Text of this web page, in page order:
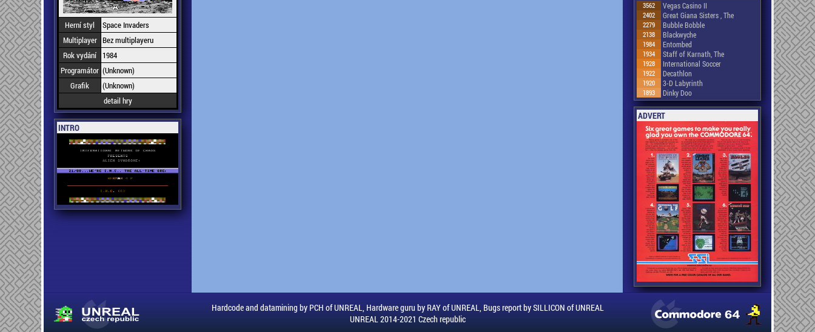
Herní styl
Space Invaders
Multiplayer Bez multiplayeru
Rok vydání
1984
Programátor (Unknown)
Grafik
(Unknown)
detail hry
INTRO
3562 Vegas Casino II
2402 Great Giana Sisters , The
2279 Bubble Bobble
2138 Blackwyche
1984 Entombed
1934 Staff of Karnath, The
1928 International Soccer
1922 Decathlon
1920 3-D Labyrinth
1893 Dinky Doo
ADVERT
Hardcode and datamining by PCH of UNREAL, Hardware guru by RAY of UNREAL, Bugs report by SILLICON of UNREAL
UNREAL 2014-2021 Czech republic